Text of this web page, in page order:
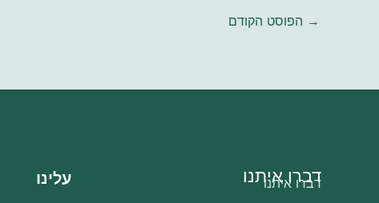
→ הפוסט הקודם
דברו איתנו
דברו איתנו עלינו